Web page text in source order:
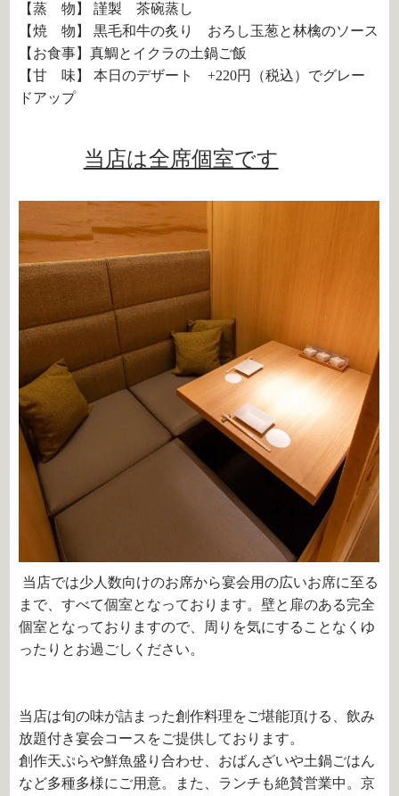
【蒸 物】 謹製 茶碗蒸し
【焼 物】 黒毛和牛の炙り おろし玉葱と林檎のソース
【お食事】真鯛とイクラの土鍋ご飯
【甘 味】 本日のデザート +220円（税込）でグレー
ドアップ
当店は全席個室です
当店では少人数向けのお席から宴会用の広いお席に至る
まで、すべて個室となっております。壁と扉のある完全
個室となっておりますので、周りを気にすることなくゆ
ったりとお過ごしください。
当店は旬の味が詰まった創作料理をご堪能頂ける、飲み
放題付き宴会コースをご提供しております。
創作天ぷらや鮮魚盛り合わせ、おばんざいや土鍋ごはん
など多種多様にご用意。また、ランチも絶賛営業中。京